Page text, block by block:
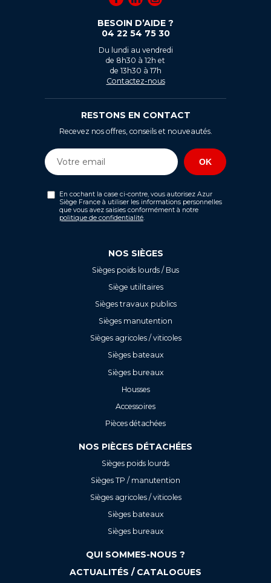
BESOIN D’AIDE ?
04 22 54 75 30
Du lundi au vendredi
de 8h30 à 12h et
de 13h30 à 17h
Contactez-nous
RESTONS EN CONTACT
Recevez nos offres, conseils et nouveautés.
En cochant la case ci-contre, vous autorisez Azur
Siège France à utiliser les informations personnelles
que vous avez saisies conformément à notre
politique de confidentialité.
NOS SIÈGES
Sièges poids lourds / Bus
Siège utilitaires
Sièges travaux publics
Sièges manutention
Sièges agricoles / viticoles
Sièges bateaux
Sièges bureaux
Housses
Accessoires
Pièces détachées
NOS PIÈCES DÉTACHÉES
Sièges poids lourds
Sièges TP / manutention
Sièges agricoles / viticoles
Sièges bateaux
Sièges bureaux
QUI SOMMES-NOUS ?
ACTUALITÉS / CATALOGUES